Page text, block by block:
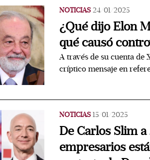
NOTICIAS 24/01/2025
¿Qué dijo Elon
qué causó
A través de su cuenta de
críptico mensaje en
NOTICIAS 15/01/2025
De Carlos Slim a
empresarios